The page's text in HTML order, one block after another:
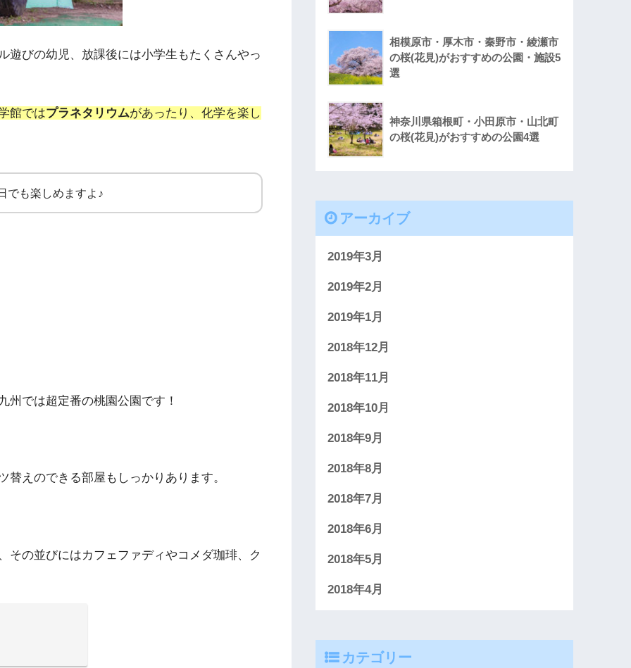
遊びの幼児、放課後には小学生もたくさんやっ
館ではプラネタリウムがあったり、化学を楽し
でも楽しめますよ♪
州では超定番の桃園公園です！
えのできる部屋もしっかりあります。
その並びにはカフェファディやコメダ珈琲、ク
相模原市・厚木市・秦野市・綾瀬市
の桜(花見)がおすすめの公園・施設5
選
神奈川県箱根町・小田原市・山北町
の桜(花見)がおすすめの公園4選
アーカイブ
2019年3月
2019年2月
2019年1月
2018年12月
2018年11月
2018年10月
2018年9月
2018年8月
2018年7月
2018年6月
2018年5月
2018年4月
カテゴリー